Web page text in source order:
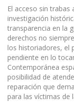
El acceso sin
investigación
transparencia en la
derechos no
los historiadores, el
pendiente en lo
Contemporánea
posibilidad de
reparación que
para las víctimas de